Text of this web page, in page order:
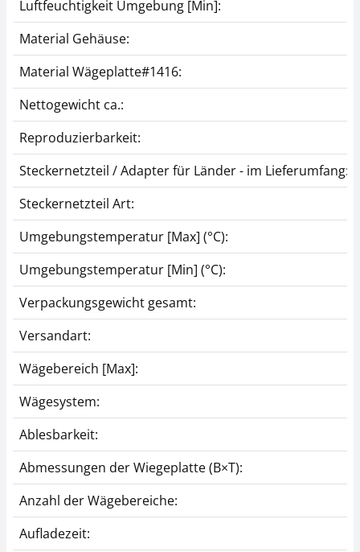
Luftfeuchtigkeit Umgebung [Min]:
Material Gehäuse:
Material Wägeplatte#1416:
Nettogewicht ca.:
Reproduzierbarkeit:
Steckernetzteil / Adapter für Länder - im Lieferumfang:
Steckernetzteil Art:
Umgebungstemperatur [Max] (°C):
Umgebungstemperatur [Min] (°C):
Verpackungsgewicht gesamt:
Versandart:
Wägebereich [Max]:
Wägesystem:
Ablesbarkeit:
Abmessungen der Wiegeplatte (B×T):
Anzahl der Wägebereiche:
Aufladezeit: